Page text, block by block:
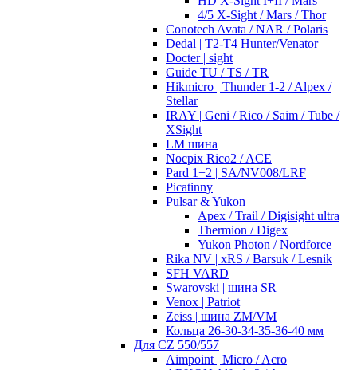
4/5 X-Sight / Mars / Thor
Conotech Avata / NAR / Polaris
Dedal | T2-T4 Hunter/Venator
Docter | sight
Guide TU / TS / TR
Hikmicro | Thunder 1-2 / Alpex /
Stellar
IRAY | Geni / Rico / Saim / Tube /
XSight
LM шина
Nocpix Rico2 / ACE
Pard 1+2 | SA/NV008/LRF
Picatinny
Pulsar & Yukon
Apex / Trail / Digisight ultra
Thermion / Digex
Yukon Photon / Nordforce
Rika NV | xRS / Barsuk / Lesnik
SFH VARD
Swarovski | шина SR
Venox | Patriot
Zeiss | шина ZM/VM
Кольца 26-30-34-35-36-40 мм
Для CZ 550/557
Aimpoint | Micro / Acro